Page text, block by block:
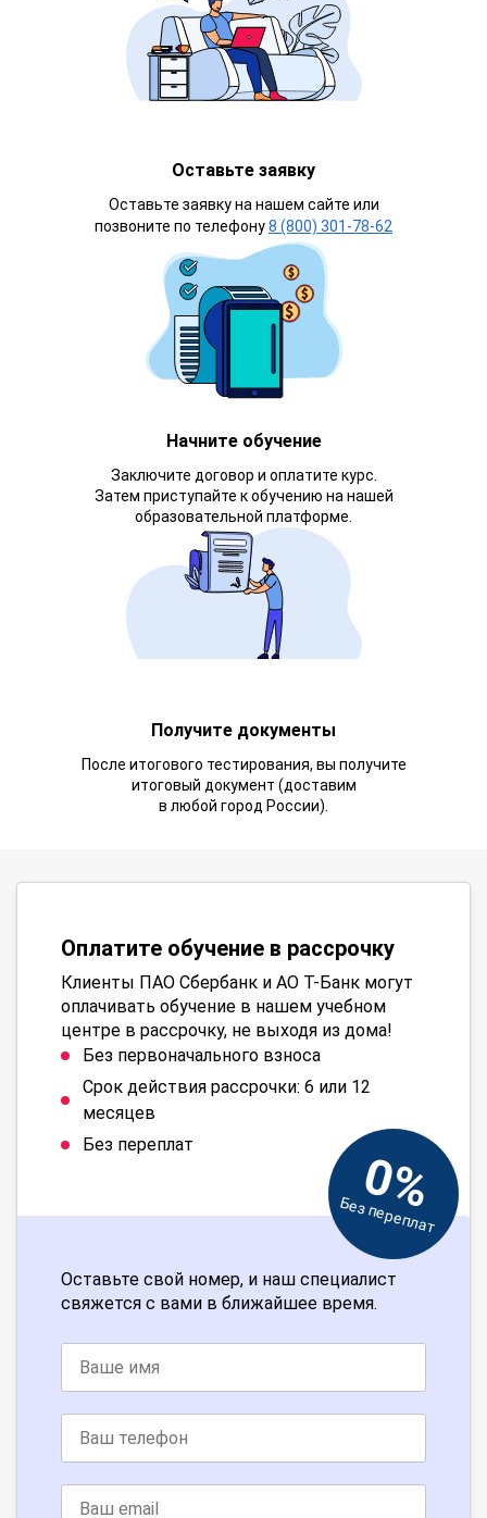
Оставьте заявку
Оставьте заявку на нашем сайте или
позвоните по телефону8 (800) 301-78-62
Начните обучение
Заключите договор и оплатите курс.
Затем приступайте к обучению на нашей
образовательной платформе.
Получите документы
После итогового тестирования, вы получите
итоговый документ (доставим
в любой город России).
Оплатите обучение в рассрочку
Клиенты ПАО Сбербанк и АО Т-Банк могут
оплачивать обучение в нашем учебном
центре в рассрочку, не выходя из дома!
Без первоначального взноса
Срок действия рассрочки: 6 или 12
месяцев
Без переплат
0%
Без переплат
Оставьте свой номер, и наш специалист
свяжется с вами в ближайшее время.